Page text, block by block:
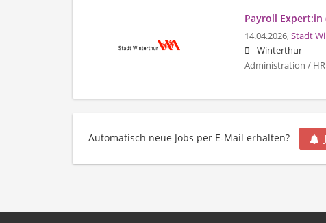
Payroll Expert:in
14.04.2026,Stadt
Winterthur
Administration /
Automatisch neue Jobs per E-Mail erhalten?